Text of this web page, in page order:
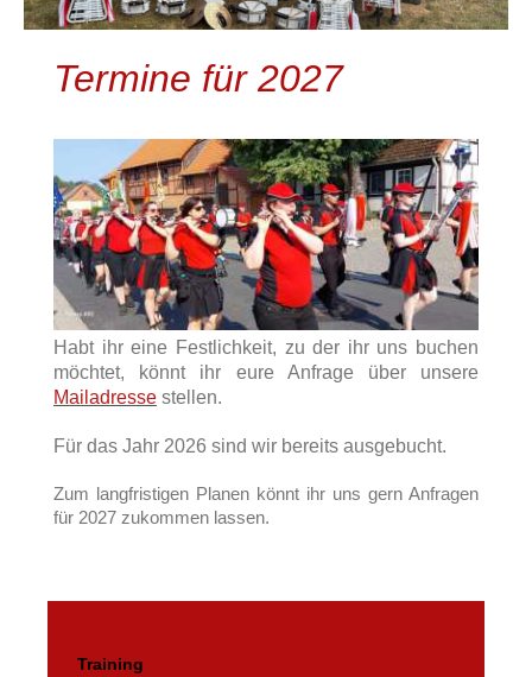
Termine für 2027
Habt ihr eine Festlichkeit, zu der ihr uns buchen
möchtet, könnt ihr eure Anfrage über unsere
Mailadresse stellen.
Für das Jahr 2026 sind wir bereits ausgebucht.
Zum langfristigen Planen könnt ihr uns gern Anfragen
für 2027 zukommen lassen.
Training